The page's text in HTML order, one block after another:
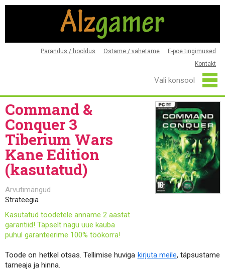
Parandus / hooldus Ostame / vahetame
E-poe tingimused
Kontakt
Command &
Conquer 3
Tiberium Wars
Kane Edition
(kasutatud)
Arvutimängud
Strateegia
Kasutatud toodetele anname 2 aastat
garantiid! Täpselt nagu uue kauba
puhul garanteerime 100% töökorra!
Toode on hetkel otsas. Tellimise huviga kirjuta meile, täpsustame
tarneaja ja hinna.